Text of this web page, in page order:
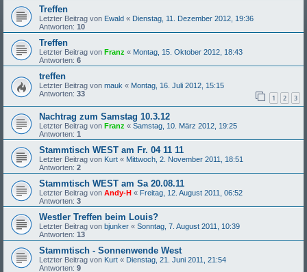
Treffen
Letzter Beitrag von Ewald « Dienstag, 11. Dezember 2012, 19:36
Antworten: 10
Treffen
Letzter Beitrag von Franz « Montag, 15. Oktober 2012, 18:43
Antworten: 6
treffen
Letzter Beitrag von mauk « Montag, 16. Juli 2012, 15:15
Antworten: 33 1 2 3
Nachtrag zum Samstag 10.3.12
Letzter Beitrag von Franz « Samstag, 10. März 2012, 19:25
Antworten: 1
Stammtisch WEST am Fr. 04 11 11
Letzter Beitrag von Kurt « Mittwoch, 2. November 2011, 18:51
Antworten: 2
Stammtisch WEST am Sa 20.08.11
Letzter Beitrag von Andy-H « Freitag, 12. August 2011, 06:52
Antworten: 3
Westler Treffen beim Louis?
Letzter Beitrag von bjunker « Sonntag, 7. August 2011, 10:39
Antworten: 13
Stammtisch - Sonnenwende West
Letzter Beitrag von Kurt « Dienstag, 21. Juni 2011, 21:54
Antworten: 9